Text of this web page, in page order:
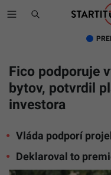
Fico podporuje
bytov, potvrdil
investora
Vláda podporí
Deklaroval to